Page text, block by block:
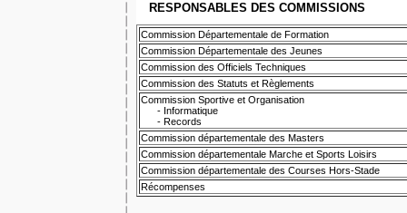
RESPONSABLES DES COMMISSIONS
Commission Départementale de Formation
Commission Départementale des Jeunes
Commission des Officiels Techniques
Commission des Statuts et Règlements
Commission Sportive et Organisation
- Informatique
- Records
Commission départementale des Masters
Commission départementale Marche et Sports Loisirs
Commission départementale des Courses Hors-Stade
Récompenses